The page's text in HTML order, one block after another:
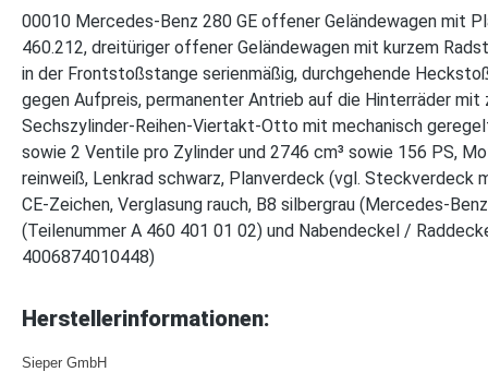
00010 Mercedes-Benz 280 GE offener Geländewagen mit
460.212, dreitüriger offener Geländewagen mit kurzem
in der Frontstoßstange serienmäßig, durchgehende
gegen Aufpreis, permanenter Antrieb auf die Hinterräder
Sechszylinder-Reihen-Viertakt-Otto mit mechanisch
sowie 2 Ventile pro Zylinder und 2746 cm³ sowie 156 PS,
reinweiß, Lenkrad schwarz, Planverdeck (vgl. Steckverdeck
CE-Zeichen, Verglasung rauch, B8 silbergrau (Mercedes-
(Teilenummer A 460 401 01 02) und Nabendeckel /
4006874010448)
Herstellerinformationen:
Sieper GmbH